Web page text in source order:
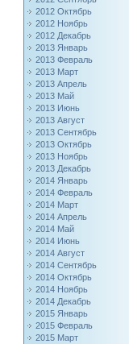
2012 Октябрь
2012 Ноябрь
2012 Декабрь
2013 Январь
2013 Февраль
2013 Март
2013 Апрель
2013 Май
2013 Июнь
2013 Август
2013 Сентябрь
2013 Октябрь
2013 Ноябрь
2013 Декабрь
2014 Январь
2014 Февраль
2014 Март
2014 Апрель
2014 Май
2014 Июнь
2014 Август
2014 Сентябрь
2014 Октябрь
2014 Ноябрь
2014 Декабрь
2015 Январь
2015 Февраль
2015 Март